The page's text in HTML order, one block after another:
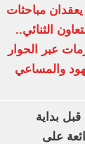
مباحثات
الثنائي..
عبر الحوار
والمساعي
بداية
على